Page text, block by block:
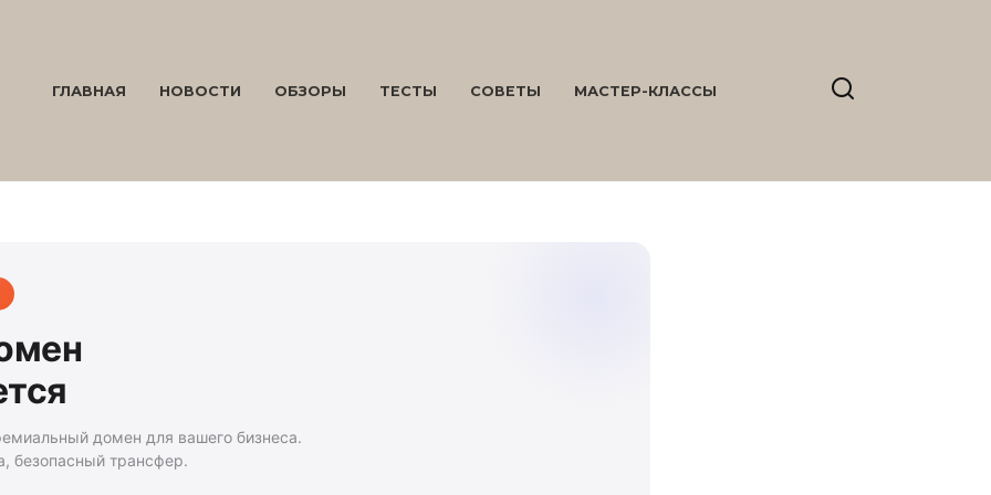
ГЛАВНАЯ НОВОСТИ ОБЗОРЫ ТЕСТЫ СОВЕТЫ МАСТЕР-КЛАССЫ
домен для вашего бизнеса.
безопасный трансфер.